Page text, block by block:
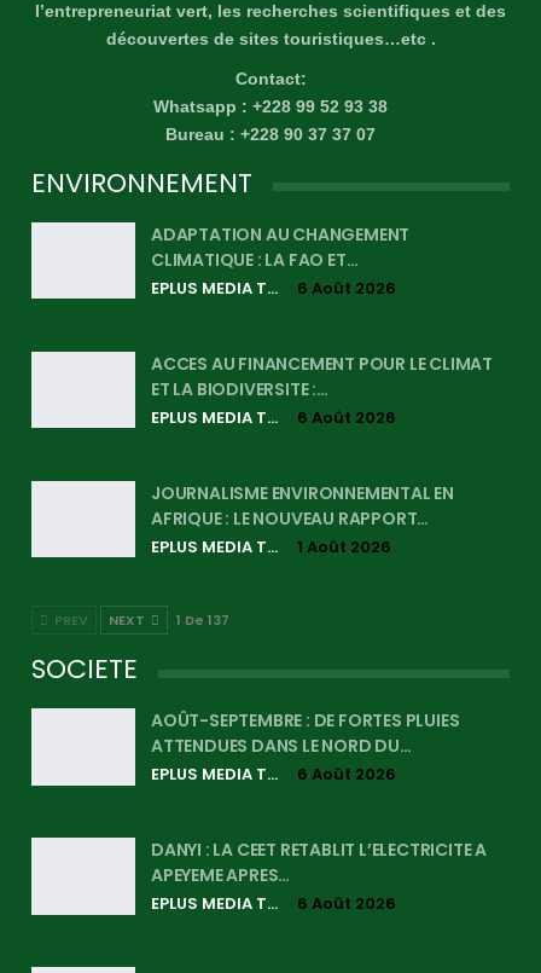
l’entrepreneuriat vert, les recherches scientifiques et des
découvertes de sites touristiques…etc .
Contact:
Whatsapp : +228 99 52 93 38
Bureau : +228 90 37 37 07
ENVIRONNEMENT
ADAPTATION AU CHANGEMENT
CLIMATIQUE : LA FAO ET…
EPLUS MEDIA TV 6 Août 2026
ACCES AU FINANCEMENT POUR LE CLIMAT
ET LA BIODIVERSITE :…
EPLUS MEDIA TV 6 Août 2026
JOURNALISME ENVIRONNEMENTAL EN
AFRIQUE : LE NOUVEAU RAPPORT…
EPLUS MEDIA TV 1 Août 2026
PREV NEXT 1 De 137
SOCIETE
AOÛT-SEPTEMBRE : DE FORTES PLUIES
ATTENDUES DANS LE NORD DU…
EPLUS MEDIA TV 6 Août 2026
DANYI : LA CEET RETABLIT L’ELECTRICITE A
APEYEME APRES…
EPLUS MEDIA TV 6 Août 2026